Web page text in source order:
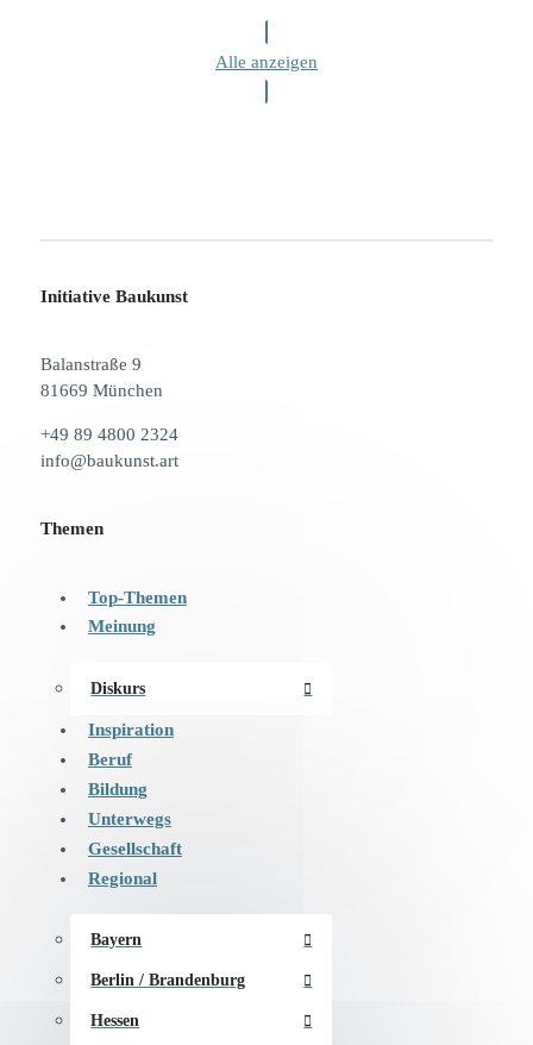
Alle anzeigen
Initiative Baukunst
Balanstraße 9
81669 München
+49 89 4800 2324
info@baukunst.art
Themen
Top-Themen
Meinung
Diskurs
Inspiration
Beruf
Bildung
Unterwegs
Gesellschaft
Regional
Bayern
Berlin / Brandenburg
Hessen